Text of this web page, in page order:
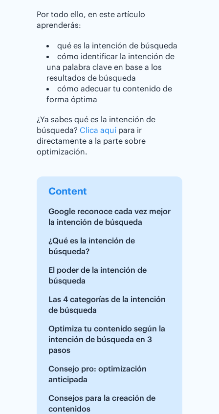
Por todo ello, en este artículo
aprenderás:
qué es la intención de búsqueda
cómo identificar la intención de
una palabra clave en base a los
resultados de búsqueda
cómo adecuar tu contenido de
forma óptima
¿Ya sabes qué es la intención de
búsqueda? Clica aquí para ir
directamente a la parte sobre
optimización.
Content
Google reconoce cada vez mejor
la intención de búsqueda
¿Qué es la intención de
búsqueda?
El poder de la intención de
búsqueda
Las 4 categorías de la intención
de búsqueda
Optimiza tu contenido según la
intención de búsqueda en 3
pasos
Consejo pro: optimización
anticipada
Consejos para la creación de
contenidos